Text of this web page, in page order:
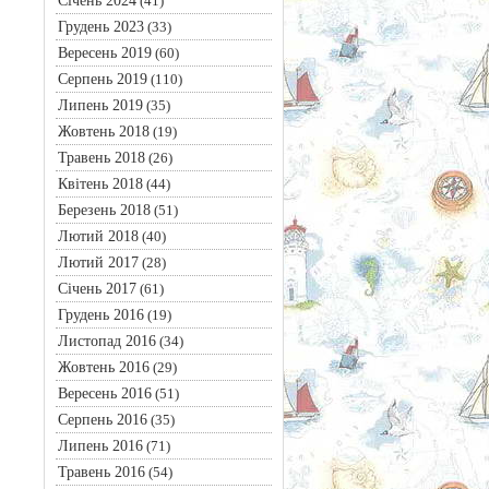
Грудень 2023(33)
Вересень 2019(60)
Серпень 2019(110)
Липень 2019(35)
Жовтень 2018(19)
Травень 2018(26)
Квітень 2018(44)
Березень 2018(51)
Лютий 2018(40)
Лютий 2017(28)
Січень 2017(61)
Грудень 2016(19)
Листопад 2016(34)
Жовтень 2016(29)
Вересень 2016(51)
Серпень 2016(35)
Липень 2016(71)
Травень 2016(54)